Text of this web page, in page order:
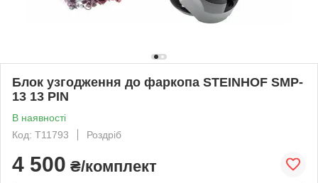
Блок узгодження до фаркопа STEINHOF SMP-
13 13 PIN
В наявності
Код: T11793
Роздріб
4 500 ₴/комплект